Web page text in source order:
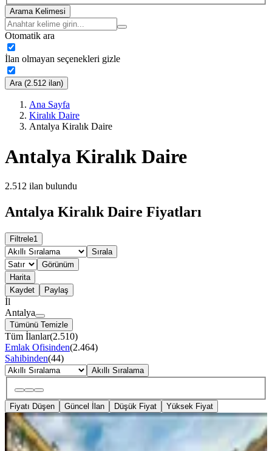
Arama Kelimesi
Otomatik ara
İlan olmayan seçenekleri gizle
Ara (2.512 ilan)
Ana Sayfa
Kiralık Daire
Antalya Kiralık Daire
Antalya Kiralık Daire
2.512 ilan bulundu
Antalya Kiralık Daire Fiyatları
Filtrele1
Sırala
Görünüm
Harita
Kaydet
Paylaş
İl
Antalya
Tümünü Temizle
Tüm İlanlar(2.510)
Emlak Ofisinden(2.464)
Sahibinden(44)
Akıllı Sıralama
Fiyatı Düşen Güncel İlan Düşük Fiyat Yüksek Fiyat
YENİ
Alanya Oba Da Kiralık 2+1 Eşyalı
Havuzlu